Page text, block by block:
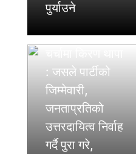
पुर्याउने
मुख्यमन्त्रीको
: जसले पार्टीको
जिम्मेवारी,
जनताप्रतिको
उत्तरदायित्व निर्वाह
गर्दै पुरा गरे,